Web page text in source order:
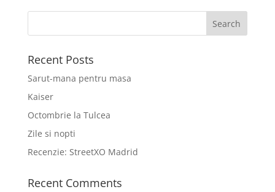
Recent Posts
Sarut-mana pentru masa
Kaiser
Octombrie la Tulcea
Zile si nopti
Recenzie: StreetXO Madrid
Recent Comments